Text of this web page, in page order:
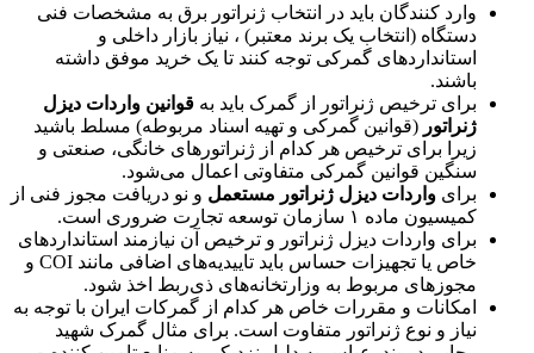
وارد کنندگان باید در انتخاب ژنراتور برق به مشخصات فنی
دستگاه (انتخاب یک برند معتبر) ، نیاز بازار داخلی و
استانداردهای گمرکی توجه کنند تا یک خرید موفق داشته
باشند.
برای ترخیص ژنراتور از گمرک باید بهقوانین واردات دیزل
ژنراتور (قوانین گمرکی و تهیه اسناد مربوطه) مسلط باشید
زیرا برای ترخیص هر کدام از ژنراتورهای خانگی، صنعتی و
سنگین قوانین گمرکی متفاوتی اعمال می‌شود.
برایواردات دیزل ژنراتور مستعملو نو دریافت مجوز فنی از
کمیسیون ماده ۱ سازمان توسعه تجارت ضروری است.
برای واردات دیزل ژنراتور و ترخیص آن نیازمند استانداردهای
خاص یا تجهیزات حساس باید تاییدیه‌های اضافی مانند COI و
مجوزهای مربوط به وزارتخانه‌های ذی‌ربط اخذ شود.
امکانات و مقررات خاص هر کدام از گمرکات ایران با توجه به
نیاز و نوع ژنراتور متفاوت است. برای مثال گمرک شهید